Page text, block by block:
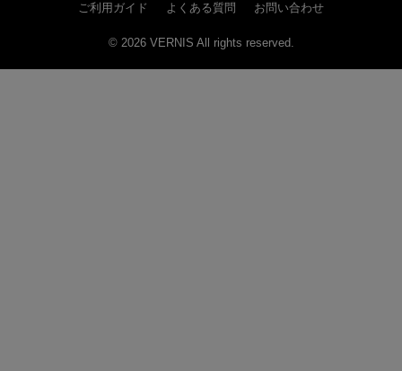
ご利用ガイド よくある質問 お問い合わせ
© 2026 VERNIS All rights reserved.